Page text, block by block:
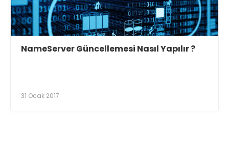
NameServer Güncellemesi Nasıl Yapılır ?
31 Ocak 2017